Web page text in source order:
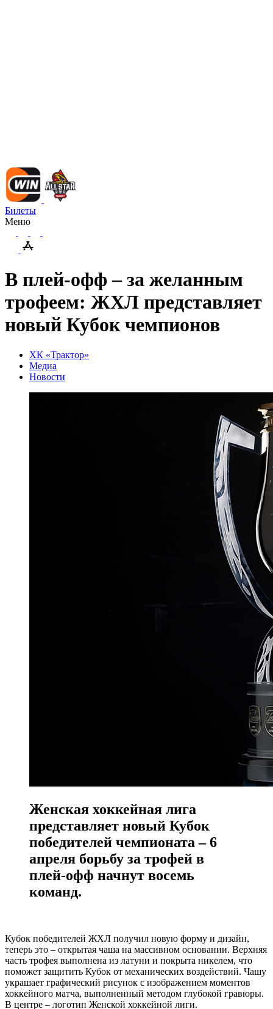
Билеты
Меню
В плей-офф – за желанным
трофеем: ЖХЛ представляет
новый Кубок чемпионов
ХК «Трактор»
Медиа
Новости
Женская хоккейная лига
представляет новый Кубок
победителей чемпионата – 6
апреля борьбу за трофей в
плей-офф начнут восемь
команд.
Кубок победителей ЖХЛ получил новую форму и дизайн,
теперь это – открытая чаша на массивном основании. Верхняя
часть трофея выполнена из латуни и покрыта никелем, что
поможет защитить Кубок от механических воздействий. Чашу
украшает графический рисунок с изображением моментов
хоккейного матча, выполненный методом глубокой гравюры.
В центре – логотип Женской хоккейной лиги.